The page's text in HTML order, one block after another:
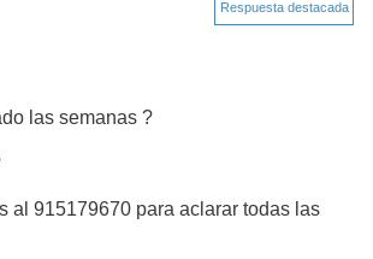
Respuesta destacada
las semanas ?
al 915179670 para aclarar todas las